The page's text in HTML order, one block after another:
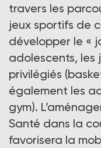
travers les
jeux sportifs de
développer le «
adolescents, les
privilégiés
également les
gym).
Santé dans la
favorisera la